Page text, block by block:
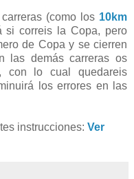
(como los 10km
si correis la Copa, pero
de Copa y se cierren
las demás carreras os
con lo cual quedareis
los errores en las
instrucciones: Ver